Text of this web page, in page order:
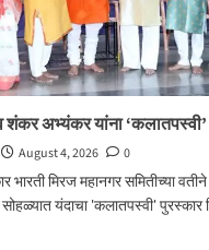
शंकर अभ्यंकर यांना
August 4, 2026
0
भारती मिरज महानगर समितीच्या वतीने
यंदाचा 'कलातपस्वी' पुरस्कार